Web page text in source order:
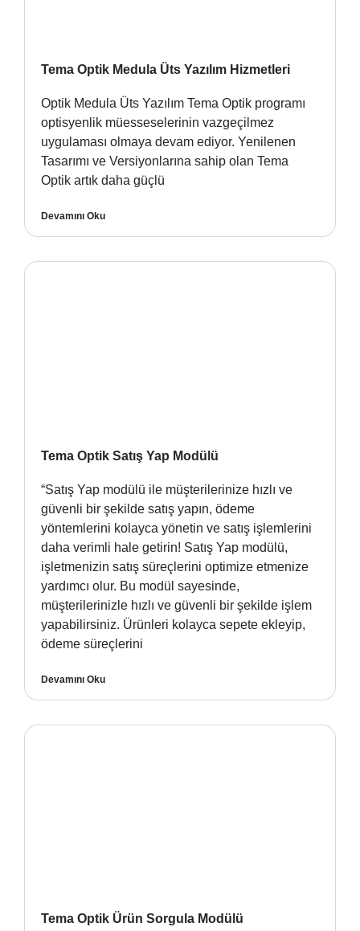
Tema Optik Medula Üts Yazılım Hizmetleri
Optik Medula Üts Yazılım Tema Optik programı
optisyenlik müesseselerinin vazgeçilmez
uygulaması olmaya devam ediyor. Yenilenen
Tasarımı ve Versiyonlarına sahip olan Tema
Optik artık daha güçlü
Devamını Oku
Tema Optik Satış Yap Modülü
“Satış Yap modülü ile müşterilerinize hızlı ve
güvenli bir şekilde satış yapın, ödeme
yöntemlerini kolayca yönetin ve satış işlemlerini
daha verimli hale getirin! Satış Yap modülü,
işletmenizin satış süreçlerini optimize etmenize
yardımcı olur. Bu modül sayesinde,
müşterilerinizle hızlı ve güvenli bir şekilde işlem
yapabilirsiniz. Ürünleri kolayca sepete ekleyip,
ödeme süreçlerini
Devamını Oku
Tema Optik Ürün Sorgula Modülü